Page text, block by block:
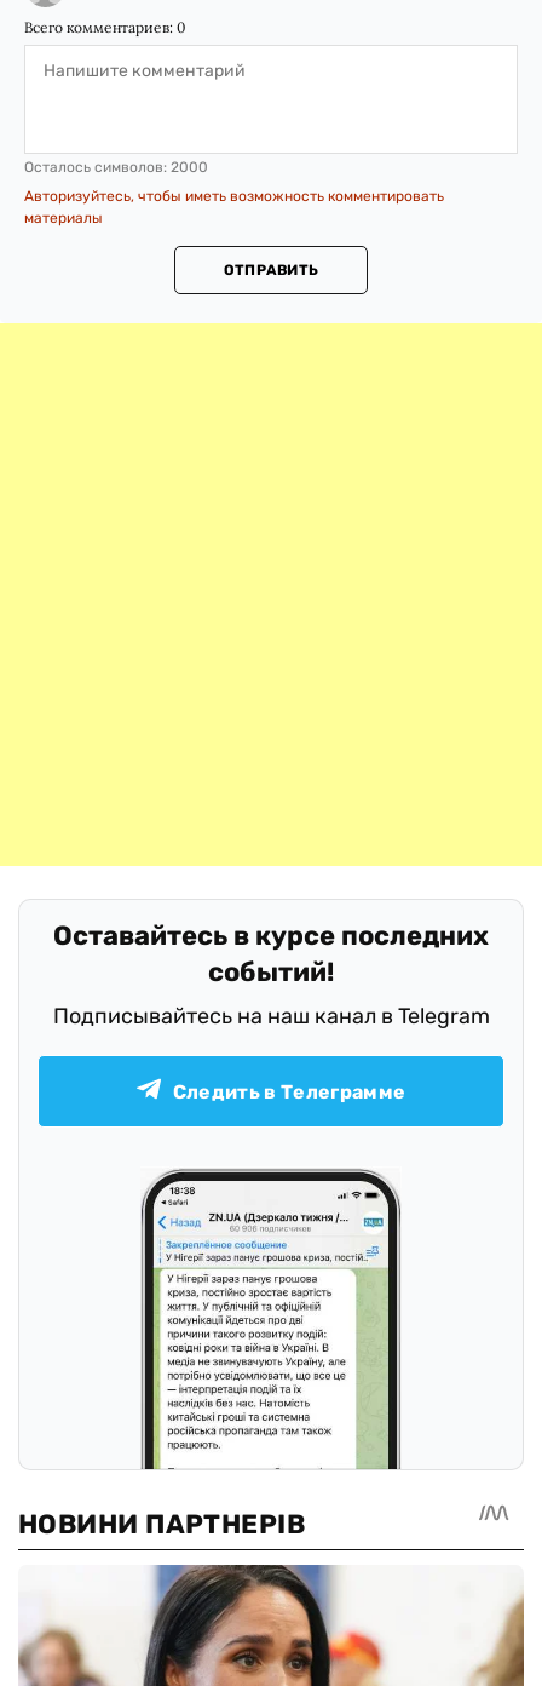
Всего комментариев: 0
Осталось символов: 2000
Авторизуйтесь, чтобы иметь возможность комментировать
материалы
ОТПРАВИТЬ
Оставайтесь в курсе последних
событий!
Подписывайтесь на наш канал в Telegram
Следить в Телеграмме